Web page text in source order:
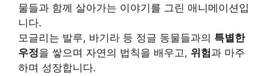
물들과 함께 살아가는 이야기를 그린 애니메이션입
니다.
모글리는 발루, 바기라 등 정글 동물들과의 특별한
우정을 쌓으며 자연의 법칙을 배우고, 위험과 마주
하며 성장합니다.